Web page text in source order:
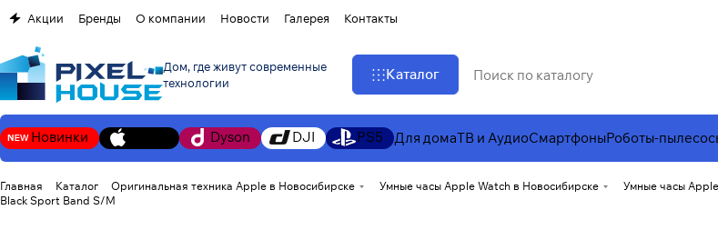
Акции Бренды О компании Новости Галерея Контакты
Дом, где живут современные
технологии
Каталог
Новинки Dyson DJI PS5 Для домаТВ и АудиоСмартфоныРоботы-
Главная Каталог Оригинальная техника Apple в Новосибирске Умные часы Apple Watch в Новосибирске Умные часы
Black Sport Band S/M